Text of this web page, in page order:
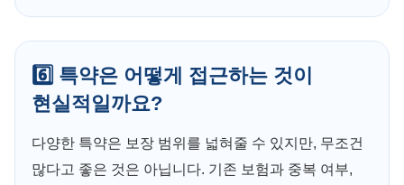
6️⃣ 특약은 어떻게 접근하는 것이
현실적일까요?
다양한 특약은 보장 범위를 넓혀줄 수 있지만, 무조건
많다고 좋은 것은 아닙니다. 기존 보험과 중복 여부,